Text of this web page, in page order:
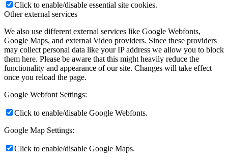
Click to enable/disable essential site cookies.
Other external services
We also use different external services like Google Webfonts,
Google Maps, and external Video providers. Since these providers
may collect personal data like your IP address we allow you to block
them here. Please be aware that this might heavily reduce the
functionality and appearance of our site. Changes will take effect
once you reload the page.
Google Webfont Settings:
Click to enable/disable Google Webfonts.
Google Map Settings:
Click to enable/disable Google Maps.